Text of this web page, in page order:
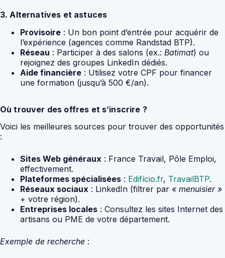
3. Alternatives et astuces
Provisoire : Un bon point d’entrée pour acquérir de
l’expérience (agences comme Randstad BTP).
Réseau : Participer à des salons (ex.: Batimat) ou
rejoignez des groupes LinkedIn dédiés.
Aide financière : Utilisez votre CPF pour financer
une formation (jusqu’à 500 €/an).
Où trouver des offres et s’inscrire ?
Voici les meilleures sources pour trouver des opportunités
:
Sites Web généraux : France Travail, Pôle Emploi,
effectivement.
Plateformes spécialisées : Edifício.fr, TravailBTP.
Réseaux sociaux : LinkedIn (filtrer par « menuisier »
+ votre région).
Entreprises locales : Consultez les sites Internet des
artisans ou PME de votre département.
Exemple de recherche :